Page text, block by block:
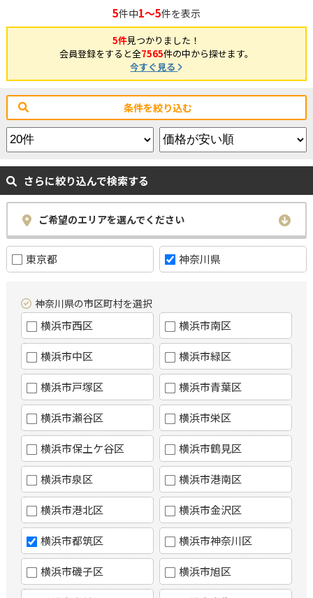
5件中1～5件を表示
5件見つかりました！
会員登録をすると全7565件の中から探せます。
今すぐ見る
条件を絞り込む
さらに絞り込んで検索する
ご希望のエリアを選んでください
東京都 神奈川県
神奈川県の市区町村を選択
横浜市西区 横浜市南区
横浜市中区 横浜市緑区
横浜市戸塚区 横浜市青葉区
横浜市瀬谷区 横浜市栄区
横浜市保土ケ谷区 横浜市鶴見区
横浜市泉区 横浜市港南区
横浜市港北区 横浜市金沢区
横浜市都筑区 横浜市神奈川区
横浜市磯子区 横浜市旭区